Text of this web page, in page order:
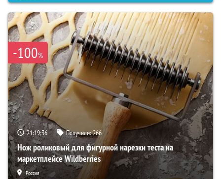
-100%
21:19:35 Получили:266
Нож роликовый для фигурной нарезки теста на
маркетплейсе Wildberries
Россия